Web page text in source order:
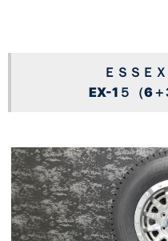
ＥＳＳＥ
EX-1５（6